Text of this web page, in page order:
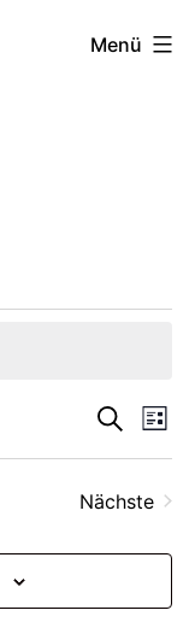
Menü
SucheListe
Nächste